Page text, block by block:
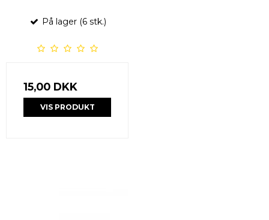
På lager (6 stk.)
15,00 DKK
VIS PRODUKT